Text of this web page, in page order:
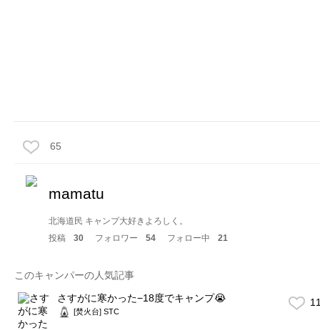
65
mamatu
北海道民 キャンプ大好きよろしく。
投稿
30 フォロワー 54 フォロー中 21
このキャンパーの人気記事
さすがに寒かった−18度でキャンプ😭
[焚火台] STC